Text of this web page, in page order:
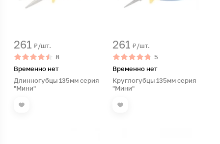
261 ₽/шт.
8
Временно нет
Длинногубцы 135мм серия
"Мини"
261 ₽/шт.
5
Временно нет
Круглогубцы 135мм серия
"Мини"